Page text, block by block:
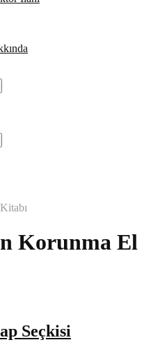
Korunma El
Seçkisi